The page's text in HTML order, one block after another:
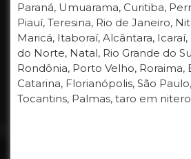
Paraná, Umuarama, Curitiba,
Piauí, Teresina, Rio de Janeiro,
Maricá, Itaboraí, Alcântara,
do Norte, Natal, Rio Grande do
Rondônia, Porto Velho, Roraima,
Catarina, Florianópolis, São
Tocantins, Palmas, taro em